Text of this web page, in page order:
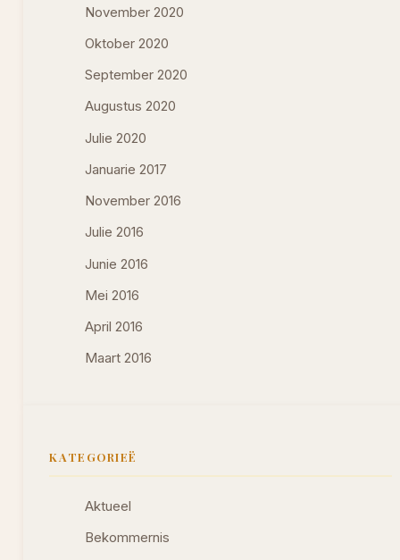
November 2020
Oktober 2020
September 2020
Augustus 2020
Julie 2020
Januarie 2017
November 2016
Julie 2016
Junie 2016
Mei 2016
April 2016
Maart 2016
KATEGORIEË
Aktueel
Bekommernis